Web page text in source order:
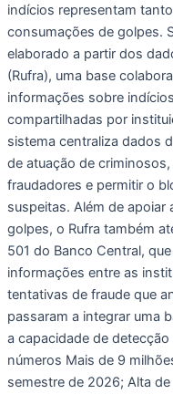
indícios representam
consumações de golpes.
elaborado a partir dos
(Rufra), uma base
informações sobre
compartilhadas por
sistema centraliza dados
de atuação de
fraudadores e permitir o
suspeitas. Além de apoiar
golpes, o Rufra também
501 do Banco Central,
informações entre as
tentativas de fraude que
passaram a integrar uma
a capacidade de
números Mais de 9
semestre de 2026; Alta